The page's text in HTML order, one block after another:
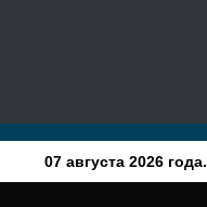
07 августа 2026 года.